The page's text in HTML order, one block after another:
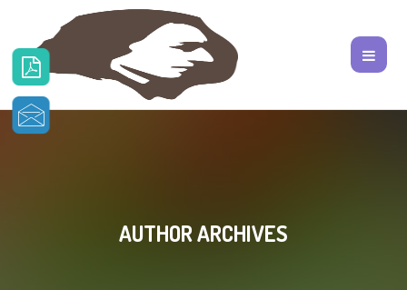
AUTHOR ARCHIVES